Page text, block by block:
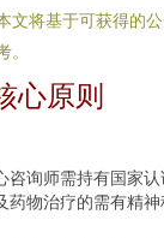
文将基于可获得的
心原则
咨询师需持有国家认
药物治疗的需有精神